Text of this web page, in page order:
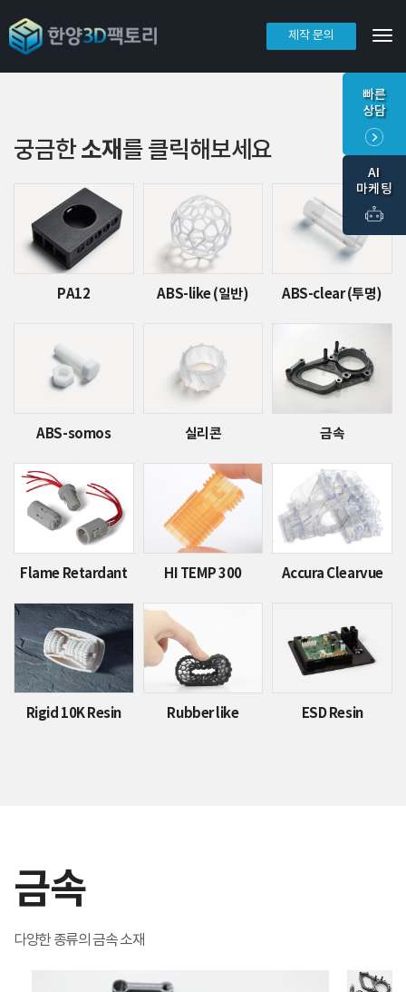
제작 문의
궁금한소재 를 클릭해보세요
PA12 ABS-like (일반) ABS-clear (투명)
ABS-somos 실리콘 금속
Flame Retardant HI TEMP 300 Accura Clearvue
Rigid 10K Resin Rubber like ESD Resin
금속
다양한 종류의 금속 소재
빠른
상담
AI
마케팅